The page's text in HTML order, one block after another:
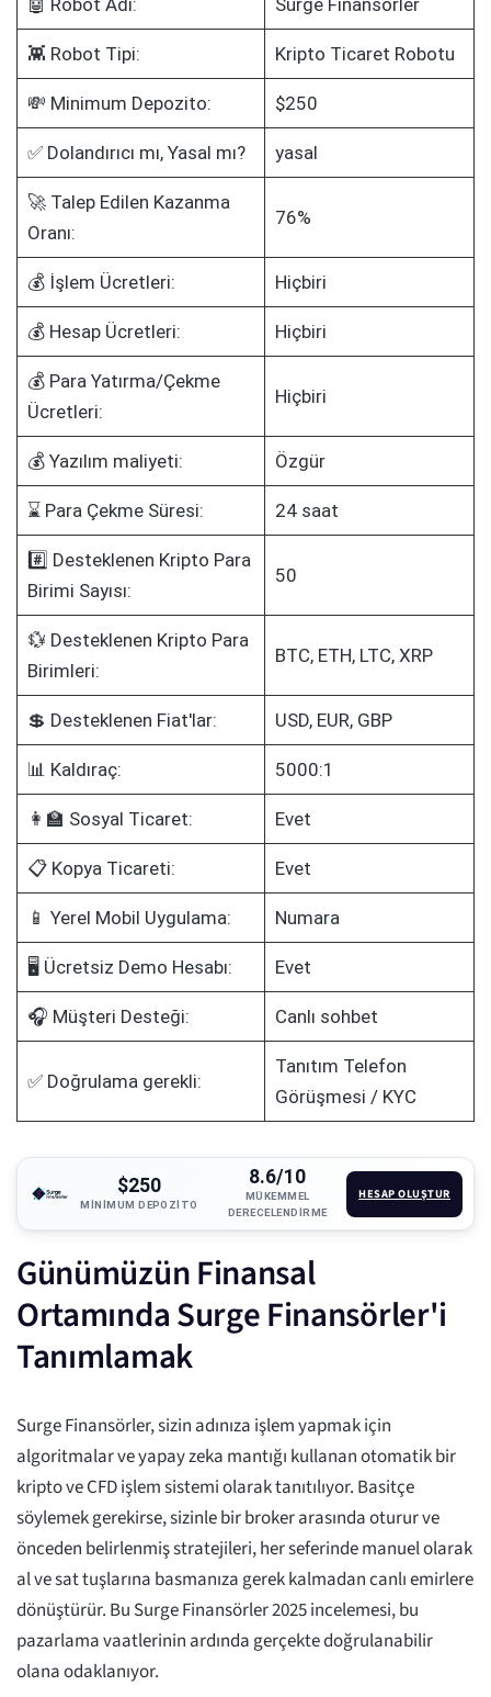
🤖 Robot Adı: Surge Finansörler
👾 Robot Tipi: Kripto Ticaret Robotu
💸 Minimum Depozito: $250
✅ Dolandırıcı mı, Yasal mı? yasal
🚀 Talep Edilen Kazanma
Oranı:
76%
💰 İşlem Ücretleri: Hiçbiri
💰 Hesap Ücretleri: Hiçbiri
💰 Para Yatırma/Çekme
Ücretleri:
Hiçbiri
💰 Yazılım maliyeti: Özgür
⌛ Para Çekme Süresi: 24 saat
#️⃣ Desteklenen Kripto Para
Birimi Sayısı:
50
💱 Desteklenen Kripto Para
Birimleri:
BTC, ETH, LTC, XRP
💲 Desteklenen Fiat'lar: USD, EUR, GBP
📊 Kaldıraç: 5000:1
👩‍🏫 Sosyal Ticaret: Evet
📋 Kopya Ticareti: Evet
📱 Yerel Mobil Uygulama: Numara
🖥️ Ücretsiz Demo Hesabı: Evet
🎧 Müşteri Desteği: Canlı sohbet
✅ Doğrulama gerekli:
Tanıtım Telefon
Görüşmesi / KYC
$250
MINIMUM DEPOZITO
8.6/10
MÜKEMMEL
DERECELENDIRME
HESAP OLUŞTUR
Günümüzün Finansal
Ortamında Surge Finansörler'i
Tanımlamak
Surge Finansörler, sizin adınıza işlem yapmak için
algoritmalar ve yapay zeka mantığı kullanan otomatik bir
kripto ve CFD işlem sistemi olarak tanıtılıyor. Basitçe
söylemek gerekirse, sizinle bir broker arasında oturur ve
önceden belirlenmiş stratejileri, her seferinde manuel olarak
al ve sat tuşlarına basmanıza gerek kalmadan canlı emirlere
dönüştürür. Bu Surge Finansörler 2025 incelemesi, bu
pazarlama vaatlerinin ardında gerçekte doğrulanabilir
olana odaklanıyor.